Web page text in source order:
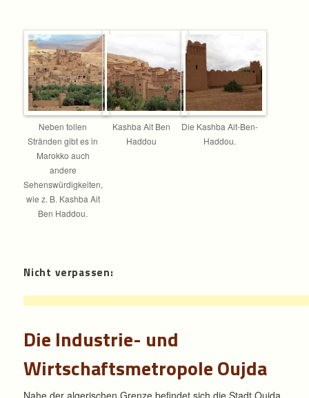
Neben tollen
Stränden gibt es in
Marokko auch
andere
Sehenswürdigkeiten,
wie z. B. Kashba Ait
Ben Haddou.
Kashba Ait Ben
Haddou
Die Kashba Ait-Ben-
Haddou.
Nicht verpassen:
Die Industrie- und
Wirtschaftsmetropole Oujda